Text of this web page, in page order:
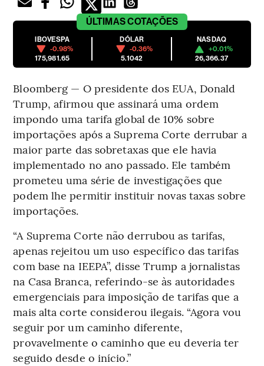
ÚLTIMASCOTAÇÕES
IBOVESPA
-0.98%
175,981.65
DÓLAR
-0.36%
5.1042
NASDAQ
+0.01%
26,366.37
Bloomberg — O presidente dos EUA, Donald
Trump, afirmou que assinará uma ordem
impondo uma tarifa global de 10% sobre
importações após a Suprema Corte derrubar a
maior parte das sobretaxas que ele havia
implementado no ano passado. Ele também
prometeu uma série de investigações que
podem lhe permitir instituir novas taxas sobre
importações.
“A Suprema Corte não derrubou as tarifas,
apenas rejeitou um uso específico das tarifas
com base na IEEPA”, disse Trump a jornalistas
na Casa Branca, referindo-se às autoridades
emergenciais para imposição de tarifas que a
mais alta corte considerou ilegais. “Agora vou
seguir por um caminho diferente,
provavelmente o caminho que eu deveria ter
seguido desde o início.”